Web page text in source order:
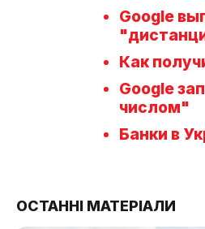
Google
Как
Google
числом"
Банки в
ОСТАННІ МАТЕРІАЛИ